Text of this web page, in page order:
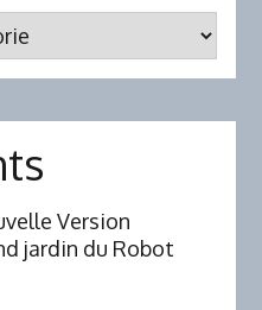
Version
jardin du Robot